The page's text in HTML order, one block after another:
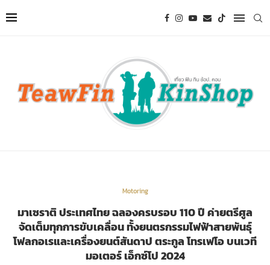
Motoring
มาเซราติ ประเทศไทย ฉลองครบรอบ 110 ปี ค่ายตรีศูล
จัดเต็มทุกการขับเคลื่อน ทั้งยนตรกรรมไฟฟ้าสายพันธุ์
โฟลกอเรและเครื่องยนต์สันดาป ตระกูล โทรเฟโอ บนเวที
มอเตอร์ เอ็กซ์โป 2024